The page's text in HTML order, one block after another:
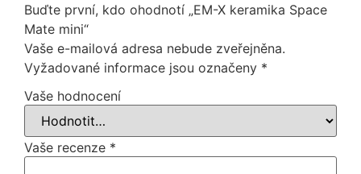
Buďte první, kdo ohodnotí „EM-X keramika Space
Mate mini“
Vaše e-mailová adresa nebude zveřejněna.
Vyžadované informace jsou označeny *
Vaše hodnocení
Vaše recenze *